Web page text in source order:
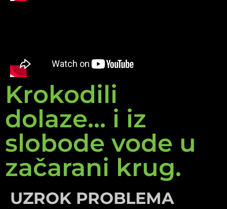
Krokodili
dolaze... i iz
slobode vode u
začarani krug.
UZROK PROBLEMA